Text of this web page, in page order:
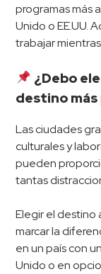
programas más
Unido o EE.UU.
trabajar
¿Debo
destino más
Las ciudades
culturales y
pueden
tantas
Elegir el
marcar la
en un país con
Unido o en